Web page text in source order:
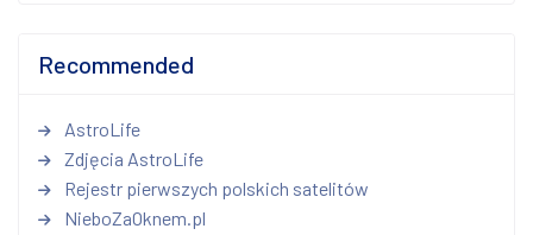
Recommended
AstroLife
Zdjęcia AstroLife
Rejestr pierwszych polskich satelitów
NieboZaOknem.pl